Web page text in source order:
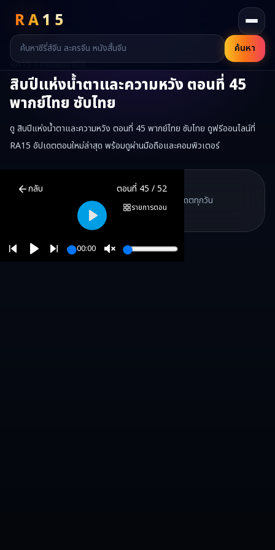
RA15
ค้นหา
RA15 / ตอนของซีรี่ส์
สิบปีแห่งน้ำตาและความหวัง ตอนที่ 45
พากย์ไทย ซับไทย
ดู สิบปีแห่งน้ำตาและความหวัง ตอนที่ 45 พากย์ไทย ซับไทย ดูฟรีออนไลน์ที่
RA15 อัปเดตตอนใหม่ล่าสุด พร้อมดูผ่านมือถือและคอมพิวเตอร์
กลับ ตอนที่ 45 /52
รายการตอน
00:00
Play
พากย์ไทย ซับไทย ดูฟรีออนไลน์
RA15 เป็นเว็บไซต์ดูซีรี่ส์จีนออนไลน์ฟรี ที่รวบรวมหนังจีน ละครจีน มิ
RA15 Drama
RA15 Drama
รวมซีรี่ส์จีน ละครสั้น หนังแนวตั้ง พากย์ไทย อัปเดตทุกวัน
RA15 Drama